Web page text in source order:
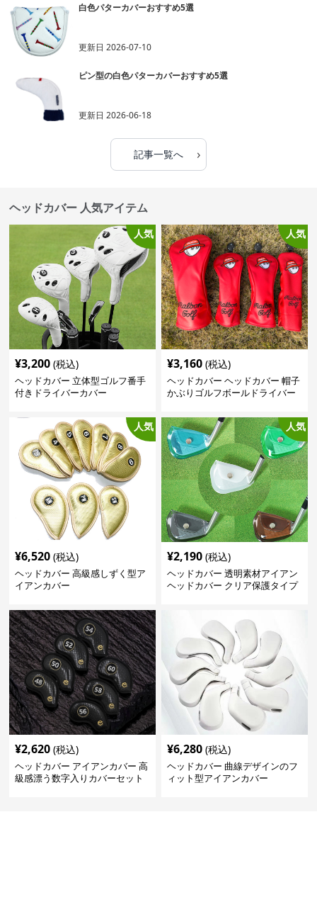
白色パターカバーおすすめ5選
更新日2026-07-10
ピン型の白色パターカバーおすすめ5選
更新日2026-06-18
記事一覧へ ›
ヘッドカバー 人気アイテム
人気
¥3,200 (税込)
ヘッドカバー 立体型ゴルフ番手
付きドライバーカバー
人気
¥3,160 (税込)
ヘッドカバー ヘッドカバー 帽子
かぶりゴルフボールドライバー
人気
¥6,520 (税込)
ヘッドカバー 高級感しずく型ア
イアンカバー
人気
¥2,190 (税込)
ヘッドカバー 透明素材アイアン
ヘッドカバー クリア保護タイプ
¥2,620 (税込)
ヘッドカバー アイアンカバー 高
級感漂う数字入りカバーセット
¥6,280 (税込)
ヘッドカバー 曲線デザインのフ
ィット型アイアンカバー